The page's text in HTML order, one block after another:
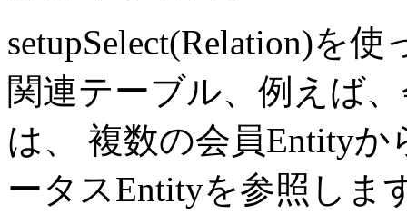
setupSelect(Relation)を
関連テーブル、例えば
は、 複数の会員Entity
ータスEntityを参照しま